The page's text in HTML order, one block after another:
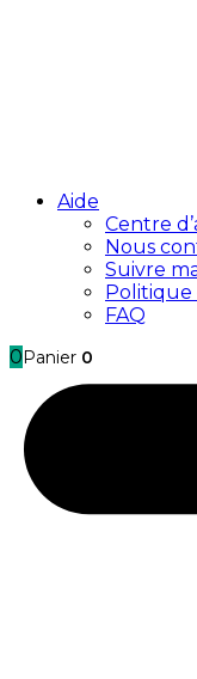
Aide
Centre
Nous
Suivre
FAQ
0 Panier 0